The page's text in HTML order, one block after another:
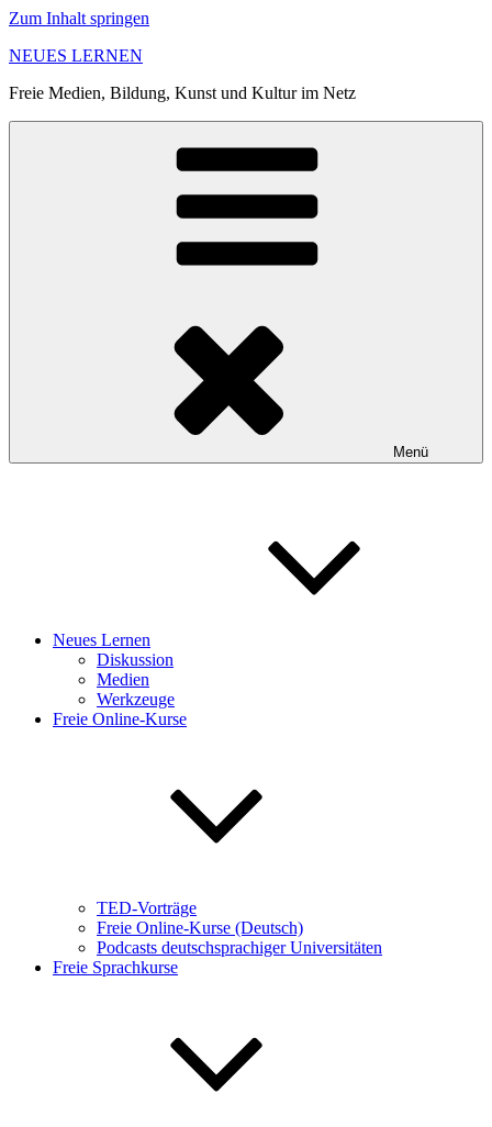
Zum Inhalt springen
NEUES LERNEN
Freie Medien, Bildung, Kunst und Kultur im Netz
Menü
Neues Lernen
Diskussion
Medien
Werkzeuge
Freie Online-Kurse
TED-Vorträge
Freie Online-Kurse (Deutsch)
Podcasts deutschsprachiger Universitäten
Freie Sprachkurse